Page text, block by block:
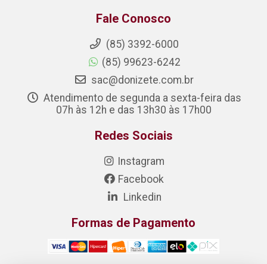
Fale Conosco
(85) 3392-6000
(85) 99623-6242
sac@donizete.com.br
Atendimento de segunda a sexta-feira das
07h às 12h e das 13h30 às 17h00
Redes Sociais
Instagram
Facebook
Linkedin
Formas de Pagamento